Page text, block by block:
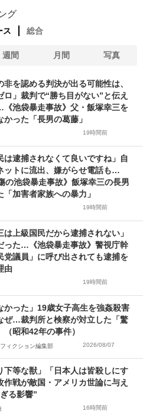
グ
ス 総合
週間 月間 写真
非を認める判決が出る可能性は、
ロ」裁判で“勝ち目がない”と伝え
池袋暴走事故》父・飯塚幸三を
かった「長男の葛藤」
19時間前
は逮捕されなくて良いですね」自
ットに流出、嫌がらせ電話も…
の池袋暴走事故》飯塚幸三の長男
「加害者家族への暴力」
19時間前
は上級国民だから逮捕されない」
った…《池袋暴走事故》警視庁幹
党議員」に呼び出されても逮捕を
由
19時間前
かった」19歳女子高生を強姦殺害
ぜ…裁判所と検察が対立した「驚
（昭和42年の事件）
ィクション編集部 2026/08/07
下等な獣」「日本人は皆殺しにす
作戦が敵国・アメリカ世論に与え
る影響”
16時間前